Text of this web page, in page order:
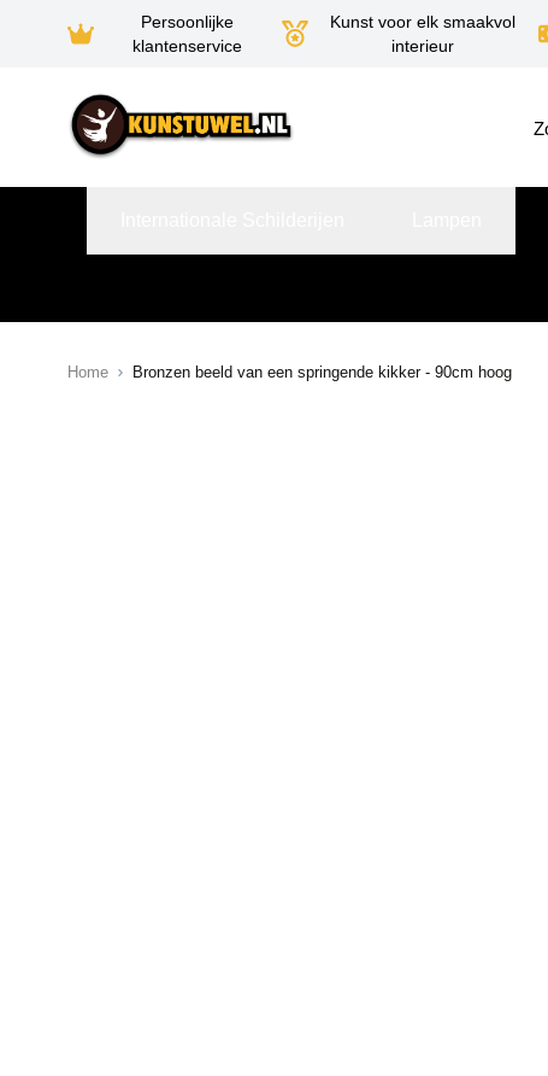
Persoonlijke
klantenservice
Kunst voor elk smaakvol
interieur
Home Bronzen beeld van een springende kikker - 90cm hoog